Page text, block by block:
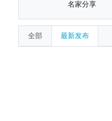
名家分享
全部 最新发布